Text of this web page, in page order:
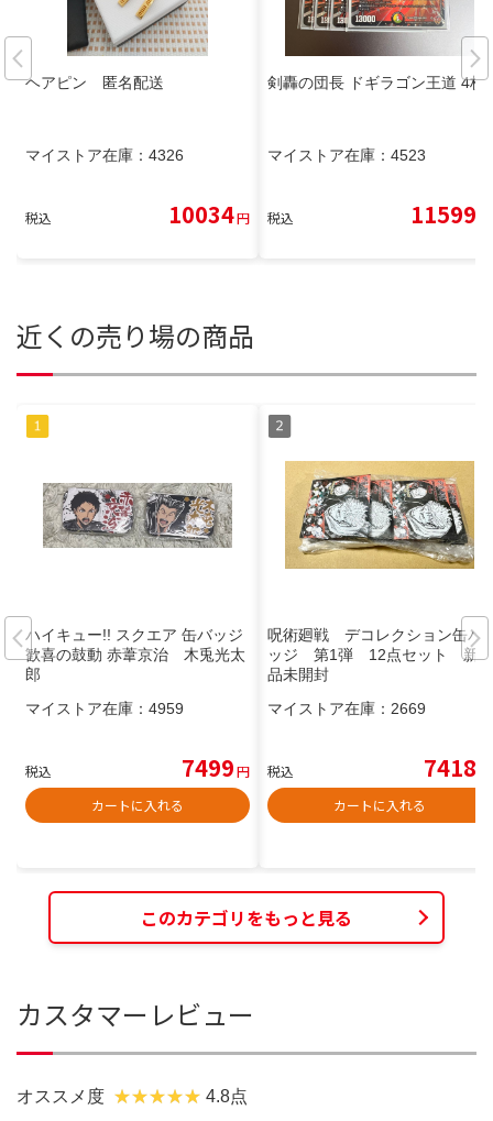
ヘアピン 匿名配送
マイストア在庫： 4326
税込 10034円
剣轟の団長 ドギラゴン王道 4枚
マイストア在庫： 4523
税込 11599
近くの売り場の商品
ハイキュー!! スクエア 缶バッジ
歓喜の鼓動 赤葦京治 木兎光太
郎
マイストア在庫： 4959
税込 7499円
カートに入れる
呪術廻戦 デコレクション缶バ
ッジ 第1弾 12点セット 新
品未開封
マイストア在庫： 2669
税込 7418
カートに入れる
このカテゴリをもっと見る
カスタマーレビュー
オススメ度 4.8点